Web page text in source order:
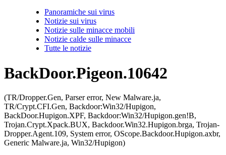
Panoramiche sui virus
Notizie sui virus
Notizie sulle minacce mobili
Notizie calde sulle minacce
Tutte le notizie
BackDoor.Pigeon.10642
(TR/Dropper.Gen, Parser error, New Malware.ja,
TR/Crypt.CFI.Gen, Backdoor:Win32/Hupigon,
BackDoor.Hupigon.XPF, Backdoor:Win32/Hupigon.gen!B,
Trojan.Crypt.Xpack.BUX, Backdoor.Win32.Hupigon.brga, Trojan-
Dropper.Agent.109, System error, OScope.Backdoor.Hupigon.axbr,
Generic Malware.ja, Win32/Hupigon)